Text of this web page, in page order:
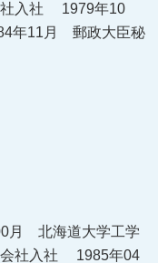
入社 1979年10
年11月 郵政大臣秘
北海道大学工学
社入社 1985年04